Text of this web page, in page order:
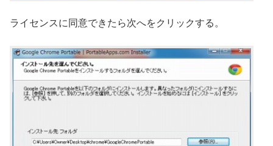
ライセンスに同意できたら次へをクリックする。